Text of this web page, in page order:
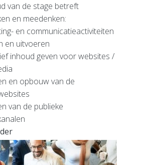
van de stage betreft
en meedenken:
en communicatieactiviteiten
en uitvoeren
inhoud geven voor websites /
en opbouw van de
van de publieke